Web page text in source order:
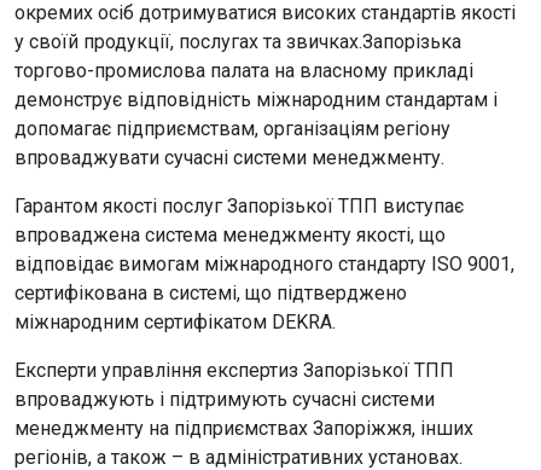
окремих осіб дотримуватися високих стандартів якості
у своїй продукції, послугах та звичках.Запорізька
торгово-промислова палата на власному прикладі
демонструє відповідність міжнародним стандартам і
допомагає підприємствам, організаціям регіону
впроваджувати сучасні системи менеджменту.
Гарантом якості послуг Запорізької ТПП виступає
впроваджена система менеджменту якості, що
відповідає вимогам міжнародного стандарту ISO 9001,
сертифікована в системі, що підтверджено
міжнародним сертифікатом DEKRA.
Експерти управління експертиз Запорізької ТПП
впроваджують і підтримують сучасні системи
менеджменту на підприємствах Запоріжжя, інших
регіонів, а також – в адміністративних установах.